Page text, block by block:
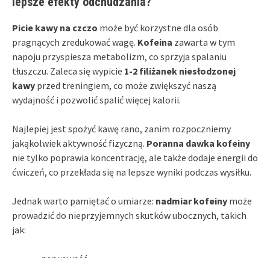
Picie kawy na czczo może być korzystne dla osób
pragnących zredukować wagę. Kofeina zawarta w tym
napoju przyspiesza metabolizm, co sprzyja spalaniu
tłuszczu. Zaleca się wypicie 1-2 filiżanek niesłodzonej
kawy przed treningiem, co może zwiększyć naszą
wydajność i pozwolić spalić więcej kalorii.
Najlepiej jest spożyć kawę rano, zanim rozpoczniemy
jakąkolwiek aktywność fizyczną. Poranna dawka kofeiny
nie tylko poprawia koncentrację, ale także dodaje energii do
ćwiczeń, co przekłada się na lepsze wyniki podczas wysiłku.
Jednak warto pamiętać o umiarze: nadmiar kofeiny może
prowadzić do nieprzyjemnych skutków ubocznych, takich
jak: